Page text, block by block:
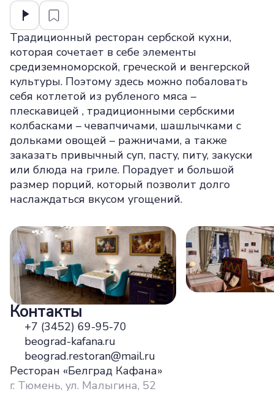
Традиционный ресторан сербской кухни,
которая сочетает в себе элементы
средиземноморской, греческой и венгерской
культуры. Поэтому здесь можно побаловать
себя котлетой из рубленого мяса –
плескавицей , традиционными сербскими
колбасками – чевапчичами, шашлычками с
дольками овощей – ражничами, а также
заказать привычный суп, пасту, питу, закуски
или блюда на гриле. Порадует и большой
размер порций, который позволит долго
наслаждаться вкусом угощений.
Контакты
+7 (3452) 69-95-70
beograd-kafana.ru
beograd.restoran@mail.ru
Ресторан «Белград Кафана»
г. Тюмень, ул. Малыгина, 52